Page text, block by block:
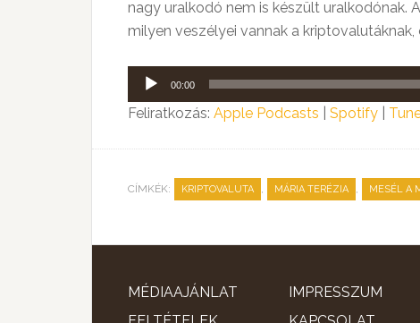
nagy uralkodó nem is készült uralkodónak.
milyen veszélyei vannak a
Audió
lejátszó
00:00
Feliratkozás: Apple Podcasts Spotify
CÍMKÉK: KRIPTOVALUTA , MÁRIA TERÉZIA , MESÉL A
MÉDIAAJÁNLAT
IMPRESSZUM